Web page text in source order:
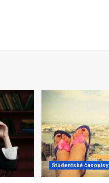
Študentské časopisy